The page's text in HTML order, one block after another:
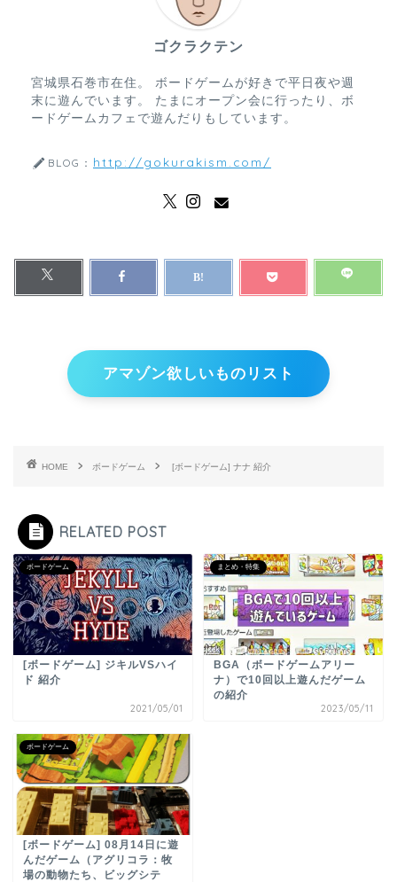
ゴクラクテン
宮城県石巻市在住。 ボードゲームが好きで平日夜や週
末に遊んでいます。 たまにオープン会に行ったり、ボ
ードゲームカフェで遊んだりもしています。
BLOG： http://gokurakism.com/
アマゾン欲しいものリスト
HOME ボードゲーム [ボードゲーム] ナナ 紹介
RELATED POST
ボードゲーム
[ボードゲーム] ジキルVSハイ
ド 紹介
2021/05/01
まとめ・特集
BGA（ボードゲームアリー
ナ）で10回以上遊んだゲーム
の紹介
2023/05/11
ボードゲーム
[ボードゲーム] 08月14日に遊
んだゲーム（アグリコラ：牧
場の動物たち、ビッグシテ